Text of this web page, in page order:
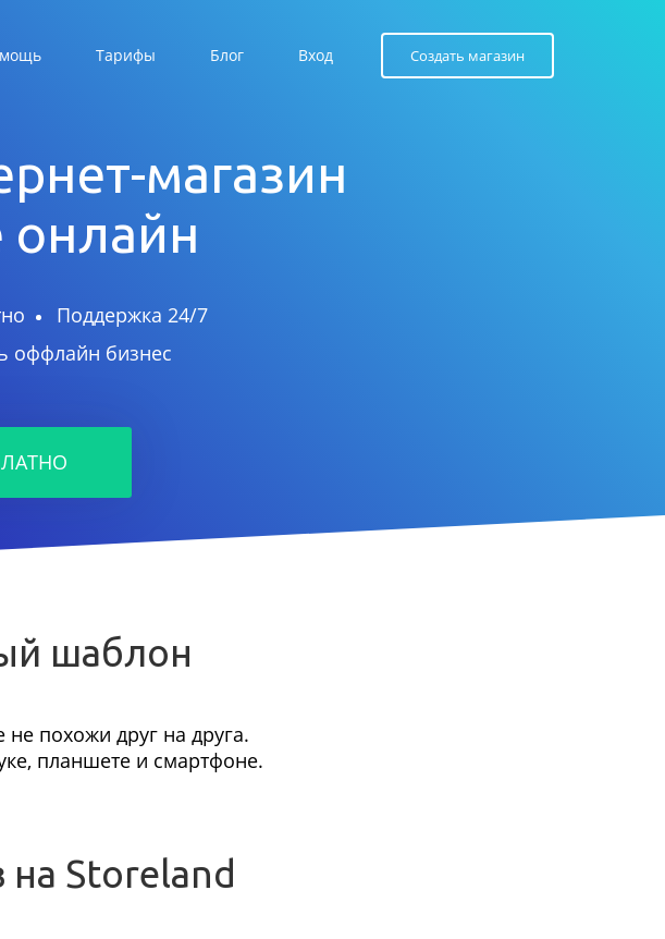
Тарифы Блог Вход Создать магазин
магазин
онлайн
Поддержка 24/7
оффлайн бизнес
шаблон
похожи друг на друга.
планшете и смартфоне.
Storeland